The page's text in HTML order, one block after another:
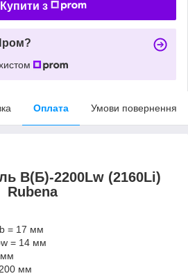
Купити з
Оплата Умови повернення
В(Б)-2200Lw (2160Li)
Rubena
b = 17 мм
= 14 мм
мм
мм